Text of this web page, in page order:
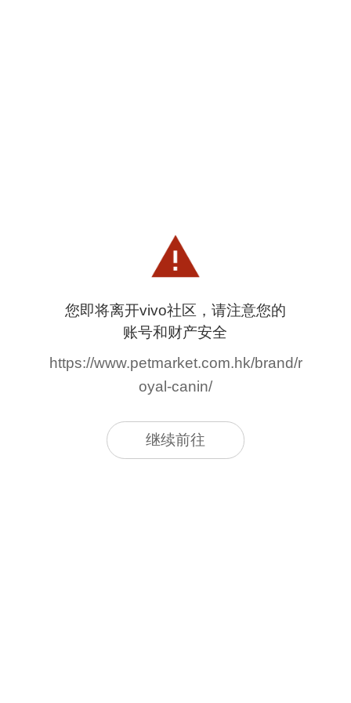
您即将离开vivo社区，请注意您的
账号和财产安全
https://www.petmarket.com.hk/brand/r
oyal-canin/
继续前往